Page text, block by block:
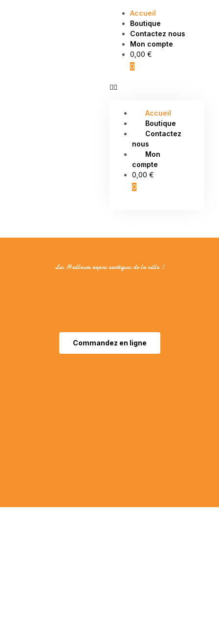
Accueil
Boutique
Contactez nous
Mon compte
0,00 €
0
Accueil
Boutique
Contactez
nous
Mon
compte
0,00 €
0
Les Meilleurs repas exotiques de la ville !
Commandez en ligne